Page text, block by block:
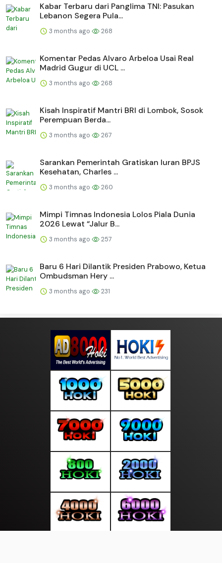
Kabar Terbaru dari Panglima TNI: Pasukan
Lebanon Segera Pula...
3 months ago 268
Komentar Pedas Alvaro Arbeloa Usai Real
Madrid Gugur di UCL ...
3 months ago 268
Kisah Inspiratif Mantri BRI di Lombok, Sosok
Perempuan Berda...
3 months ago 267
Sarankan Pemerintah Gratiskan Iuran BPJS
Kesehatan, Charles ...
3 months ago 260
Mimpi Timnas Indonesia Lolos Piala Dunia
2026 Lewat “Jalur B...
3 months ago 257
Baru 6 Hari Dilantik Presiden Prabowo, Ketua
Ombudsman Hery ...
3 months ago 231